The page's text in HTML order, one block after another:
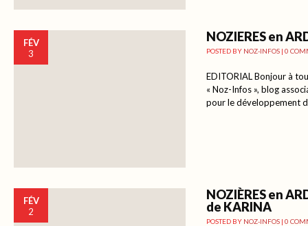
FÉV
3
NOZIERES en
POSTED BY NOZ-INFOS | 0
EDITORIAL Bonjour à
« Noz-Infos », blog
pour le développement
FÉV
2
NOZIÈRES en
de KARINA
POSTED BY NOZ-INFOS | 0